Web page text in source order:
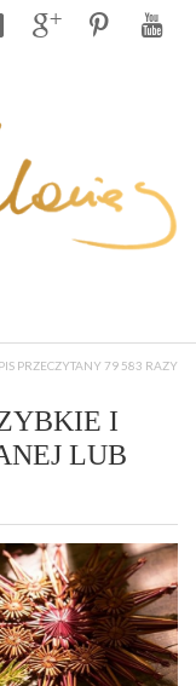
PRZECZYTANY 79 583 RAZY
I
LUB